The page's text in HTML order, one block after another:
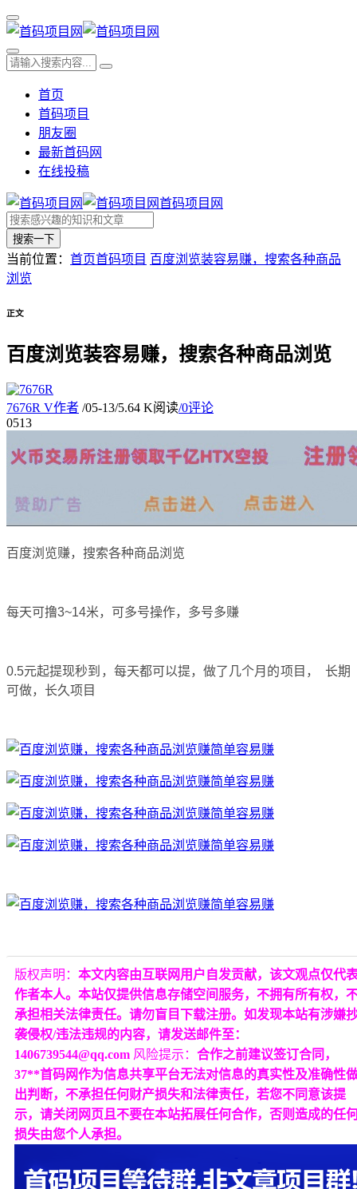
首页
首码项目
朋友圈
最新首码网
在线投稿
首码项目网
搜索一下
当前位置： 首页首码项目 百度浏览装容易赚，搜索各种商品
浏览
正文
百度浏览装容易赚，搜索各种商品浏览
7676R V作者 /05-13/5.64 K阅读/0评论
0513
百度浏览赚，搜索各种商品浏览
每天可撸3~14米，可多号操作，多号多赚
0.5元起提现秒到，每天都可以提，做了几个月的项目， 长期
可做，长久项目
版权声明： 本文内容由互联网用户自发贡献，该文观点仅代
作者本人。本站仅提供信息存储空间服务，不拥有所有权，
承担相关法律责任。请勿盲目下载注册。如发现本站有涉嫌
袭侵权/违法违规的内容，请发送邮件至：
1406739544@qq.com 风险提示： 合作之前建议签订合同，
37**首码网作为信息共享平台无法对信息的真实性及准确性
出判断，不承担任何财产损失和法律责任，若您不同意该提
示，请关闭网页且不要在本站拓展任何合作，否则造成的任
损失由您个人承担。